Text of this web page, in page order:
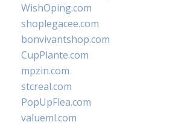
WishOping.com
shoplegacee.com
bonvivantshop.com
CupPlante.com
mpzin.com
stcreal.com
PopUpFlea.com
valueml.com